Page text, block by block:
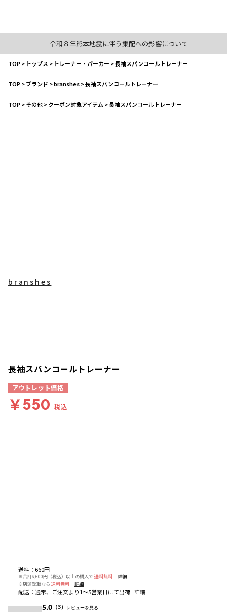
令和８年熊本地震に伴う集配への影響について
TOP> トップス > トレーナー・パーカー >長袖スパンコールトレーナー
TOP>ブランド >branshes>長袖スパンコールトレーナー
TOP>その他>クーポン対象アイテム >長袖スパンコールトレーナー
送料 ： 660円
※合計6,600円（税込）以上の購入で 送料無料
詳細
※店頭受取なら 送料無料 詳細
配送 ： 通常、ご注文より1～5営業日にて出荷 詳細
5.0 （3） レビューを見る
branshes
長袖スパンコールトレーナー
アウトレット価格
￥550 税込